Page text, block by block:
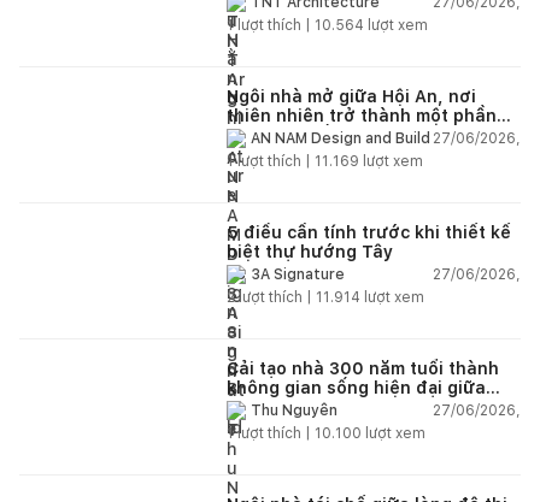
1lượt thích | 10.564 lượt xem
Ngôi nhà mở giữa Hội An, nơi
thiên nhiên trở thành một phần
của cuộc sống
AN NAM Design and Build 27/06/2026,
1lượt thích | 11.169 lượt xem
5 điều cần tính trước khi thiết kế
biệt thự hướng Tây
3A Signature
27/06/2026,
2lượt thích | 11.914 lượt xem
Cải tạo nhà 300 năm tuổi thành
không gian sống hiện đại giữa
thiên nhiên
Thu Nguyễn
27/06/2026,
1lượt thích | 10.100 lượt xem